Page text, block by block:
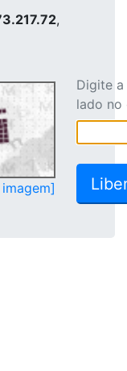
,
Digite
lado no